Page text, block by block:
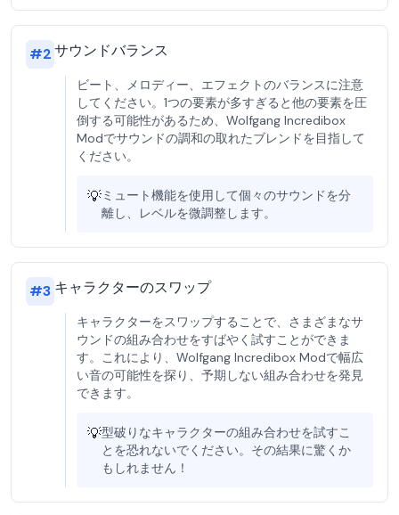
#2サウンドバランス
ビート、メロディー、エフェクトのバランスに注意
してください。1つの要素が多すぎると他の要素を圧
倒する可能性があるため、Wolfgang Incredibox
Modでサウンドの調和の取れたブレンドを目指して
ください。
💡ミュート機能を使用して個々のサウンドを分
離し、レベルを微調整します。
#3 キャラクターのスワップ
キャラクターをスワップすることで、さまざまなサ
ウンドの組み合わせをすばやく試すことができま
す。これにより、Wolfgang Incredibox Modで幅広
い音の可能性を探り、予期しない組み合わせを発見
できます。
💡型破りなキャラクターの組み合わせを試すこ
とを恐れないでください。その結果に驚くか
もしれません！